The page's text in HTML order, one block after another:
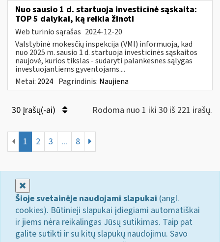
Nuo sausio 1 d. startuoja investicinė sąskaita:
TOP 5 dalykai, ką reikia žinoti
Web turinio sąrašas 2024-12-20
Valstybinė mokesčių inspekcija (VMI) informuoja, kad
nuo 2025 m. sausio 1 d. startuoja investicinės sąskaitos
naujovė, kurios tikslas - sudaryti palankesnes sąlygas
investuojantiems gyventojams....
Metai: 2024 Pagrindinis: Naujiena
30 Įrašų(-ai) Rodoma nuo 1 iki 30 iš 221 irašų.
1 2 3 ... 8
Šioje svetainėje naudojami slapukai (angl.
cookies). Būtinieji slapukai įdiegiami automatiškai
ir jiems nėra reikalingas Jūsų sutikimas. Taip pat
galite sutikti ir su kitų slapukų naudojimu. Savo